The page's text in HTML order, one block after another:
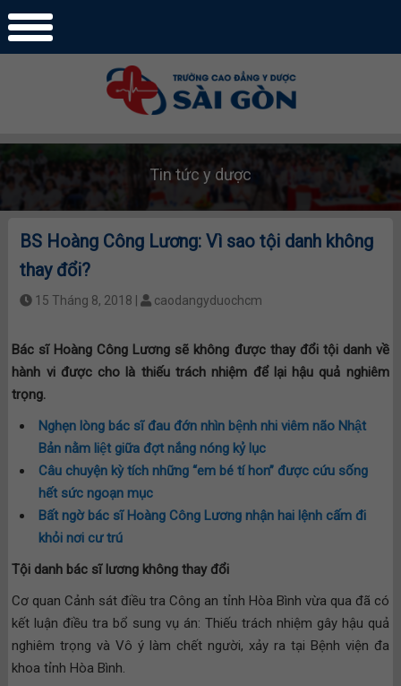
Tin tức y dược
BS Hoàng Công Lương: Vì sao tội danh không
thay đổi?
15 Tháng 8, 2018 | caodangyduochcm
Bác sĩ Hoàng Công Lương sẽ không được thay đổi tội danh về
hành vi được cho là thiếu trách nhiệm để lại hậu quả nghiêm
trọng.
Nghẹn lòng bác sĩ đau đớn nhìn bệnh nhi viêm não Nhật
Bản nằm liệt giữa đợt nắng nóng kỷ lục
Câu chuyện kỳ tích những “em bé tí hon” được cứu sống
hết sức ngoạn mục
Bất ngờ bác sĩ Hoàng Công Lương nhận hai lệnh cấm đi
khỏi nơi cư trú
Tội danh bác sĩ lương không thay đổi
Cơ quan Cảnh sát điều tra Công an tỉnh Hòa Bình vừa qua đã có
kết luận điều tra bổ sung vụ án: Thiếu trách nhiệm gây hậu quả
nghiêm trọng và Vô ý làm chết người, xảy ra tại Bệnh viện đa
khoa tỉnh Hòa Bình.